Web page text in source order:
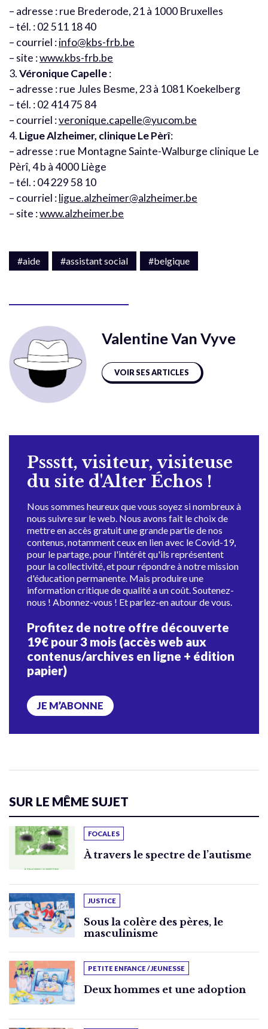
– adresse : rue Brederode, 21 à 1000 Bruxelles
– tél. : 02 511 18 40
– courriel :info@kbs-frb.be
– site :www.kbs-frb.be
3.Véronique Capelle:
– adresse : rue Jules Besme, 23 à 1081 Koekelberg
– tél. : 02 414 75 84
– courriel :veronique.capelle@yucom.be
4. Ligue Alzheimer, clinique Le Pèrî:
– adresse : rue Montagne Sainte-Walburge clinique Le
Pèrî, 4 b à 4000 Liège
– tél. : 04 229 58 10
– courriel :ligue.alzheimer@alzheimer.be
– site :www.alzheimer.be
#aide #assistant social #belgique
Valentine Van Vyve
VOIR SES ARTICLES
Pssstt, visiteur, visiteuse
du site d'Alter Échos !
Nous sommes heureux que vous soyez si nombreux à
nous suivre sur le web. Nous avons fait le choix de
mettre en accès gratuit une grande partie de nos
contenus, notamment ceux en lien avec le Covid-19,
pour le partage, pour l'intérêt qu'ils représentent
pour la collectivité, et pour répondre à notre mission
d'éducation permanente. Mais produire une
information critique de qualité a un coût. Soutenez-
nous ! Abonnez-vous ! Et parlez-en autour de vous.
Profitez de notre offre découverte
19€ pour 3 mois (accès web aux
contenus/archives en ligne + édition
papier)
JE M’ABONNE
SUR LE MÊME SUJET
FOCALES
À travers le spectre de l’autisme
JUSTICE
Sous la colère des pères, le
masculinisme
PETITE ENFANCE / JEUNESSE
Deux hommes et une adoption